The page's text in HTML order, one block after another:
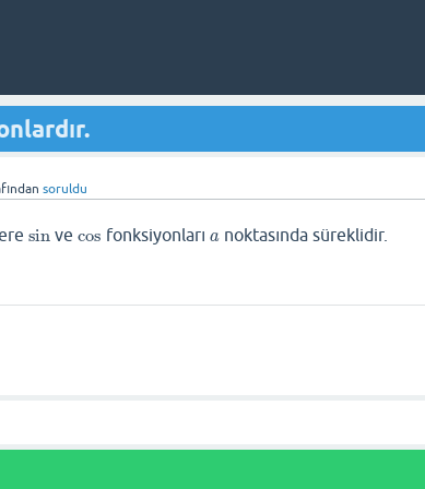
soruldu
sin
sin vecos
cos fonksiyonları a
a noktasında süreklidir.